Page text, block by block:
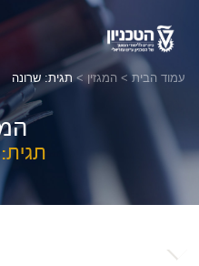
עמוד הבית> המגזין > תגית: שרונה